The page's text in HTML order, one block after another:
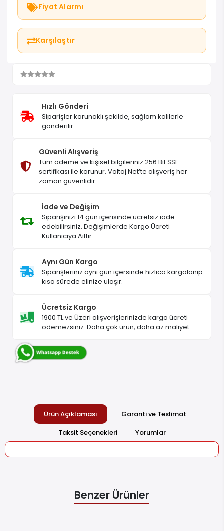
Fiyat Alarmı
Karşılaştır
Hızlı Gönderi
Siparişler korunaklı şekilde, sağlam kolilerle
gönderilir.
Güvenli Alışveriş
Tüm ödeme ve kişisel bilgileriniz 256 Bit SSL
sertifikası ile korunur. Voltaj.Net’te alışveriş her
zaman güvenlidir.
İade ve Değişim
Siparişinizi 14 gün içerisinde ücretsiz iade
edebilirsiniz. Değişimlerde Kargo Ücreti
Kullanıcıya Aittir.
Aynı Gün Kargo
Siparişleriniz aynı gün içersinde hızlıca kargolanıp
kısa sürede elinize ulaşır.
Ücretsiz Kargo
1900 TL ve Üzeri alışverişlerinizde kargo ücreti
ödemezsiniz. Daha çok ürün, daha az maliyet.
Ürün Açıklaması
Garanti ve Teslimat
Taksit Seçenekleri
Yorumlar
Benzer Ürünler